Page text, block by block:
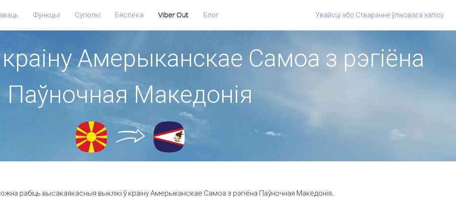
Функцыі Суполкі Бяспека Viber Out Блог Увайсці або Стварэнне ўліковага запісу
Амерыканскае Самоа з рэгіёна
Паўночная Македонія
рабіць высакаякасныя выклікі ў краіну Амерыканскае Самоа з рэгіёна Паўночная Македонія.